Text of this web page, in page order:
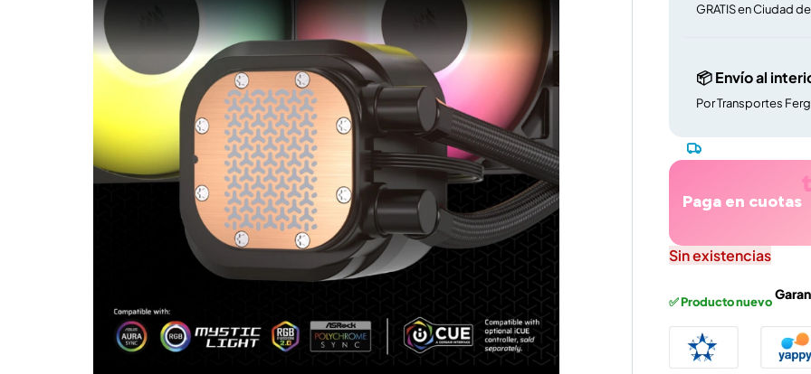
GRATIS en Ciudad
📦 Envío al
Por Transportes
Paga en cuotas
Sin existencias
✅ Producto nuevo